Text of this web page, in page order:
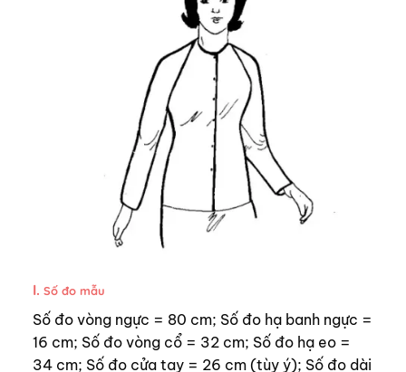
I. Số đo mẫu
Số đo vòng ngực = 80 cm; Số đo hạ banh ngực =
16 cm; Số đo vòng cổ = 32 cm; Số đo hạ eo =
34 cm; Số đo cửa tay = 26 cm (tùy ý); Số đo dài